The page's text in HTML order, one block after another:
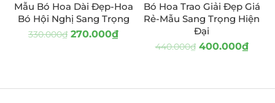
Mẫu Bó Hoa Dài Đẹp-Hoa
Bó Hội Nghị Sang Trọng
330.000₫ 270.000₫
Bó Hoa Trao Giải Đẹp Giá
Rẻ-Mẫu Sang Trọng Hiện
Đại
440.000₫ 400.000₫